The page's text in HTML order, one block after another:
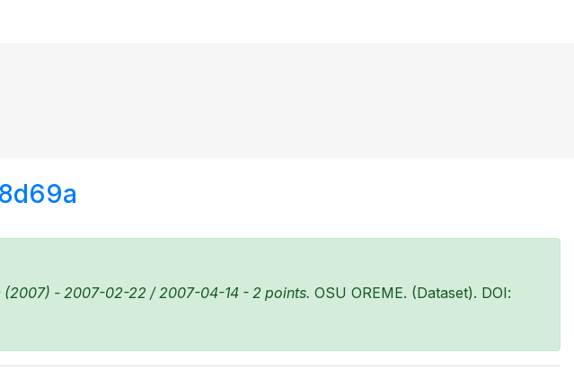
(2007) - 2007-02-22 / 2007-04-14 - 2 points. OSU OREME. (Dataset). DOI: